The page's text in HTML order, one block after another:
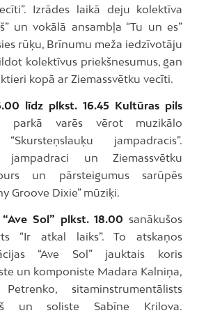
Izrādes laikā deju kolektīva
un vokālā ansambļa “Tu un es”
rūķu, Brīnumu meža iedzīvotāju
kolektīvus priekšnesumus, gan
kopā ar Ziemassvētku vecīti.
līdz plkst. 16.45 Kultūras pils
parkā varēs vērot muzikālo
jampadracis”.
jampadraci un Ziemassvētku
un pārsteigumus sarūpēs
Groove Dixie” mūziķi.
Sol” plkst. 18.00 sanākušos
“Ir atkal laiks”. To atskaņos
“Ave Sol” jauktais koris
un komponiste Madara Kalniņa,
sitaminstrumentālists
un soliste Sabīne Krilova.